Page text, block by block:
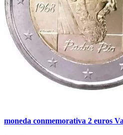
moneda conmemorativa 2 euros